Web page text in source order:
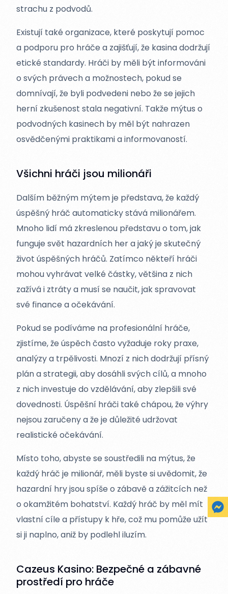
strachu z podvodů.
Existují také organizace, které poskytují pomoc
a podporu pro hráče a zajišťují, že kasina dodržují
etické standardy. Hráči by měli být informováni
o svých právech a možnostech, pokud se
domnívají, že byli podvedeni nebo že se jejich
herní zkušenost stala negativní. Takže mýtus o
podvodných kasinech by měl být nahrazen
osvědčenými praktikami a informovaností.
Všichni hráči jsou milionáři
Dalším běžným mýtem je představa, že každý
úspěšný hráč automaticky stává milionářem.
Mnoho lidí má zkreslenou představu o tom, jak
funguje svět hazardních her a jaký je skutečný
život úspěšných hráčů. Zatímco někteří hráči
mohou vyhrávat velké částky, většina z nich
zažívá i ztráty a musí se naučit, jak spravovat
své finance a očekávání.
Pokud se podíváme na profesionální hráče,
zjistíme, že úspěch často vyžaduje roky praxe,
analýzy a trpělivosti. Mnozí z nich dodržují přísný
plán a strategii, aby dosáhli svých cílů, a mnoho
z nich investuje do vzdělávání, aby zlepšili své
dovednosti. Úspěšní hráči také chápou, že výhry
nejsou zaručeny a že je důležité udržovat
realistické očekávání.
Místo toho, abyste se soustředili na mýtus, že
každý hráč je milionář, měli byste si uvědomit, že
hazardní hry jsou spíše o zábavě a zážitcích než
o okamžitém bohatství. Každý hráč by měl mít
vlastní cíle a přístupy k hře, což mu pomůže užít
si ji naplno, aniž by podlehl iluzím.
Cazeus Kasino: Bezpečné a zábavné
prostředí pro hráče